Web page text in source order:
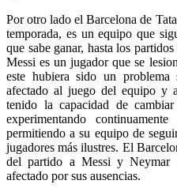
Por otro lado el Barcelona de
temporada, es un equipo que
que sabe ganar, hasta los
Messi es un jugador que se
este hubiera sido un problema
afectado al juego del equipo y
tenido la capacidad de
experimentando
permitiendo a su equipo de
jugadores más ilustres. El
del partido a Messi y Neymar
afectado por sus ausencias.